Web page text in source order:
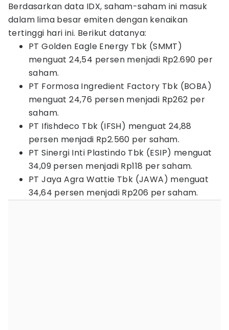
Berdasarkan data IDX, saham-saham ini masuk
dalam lima besar emiten dengan kenaikan
tertinggi hari ini. Berikut datanya:
PT Golden Eagle Energy Tbk (SMMT)
menguat 24,54 persen menjadi Rp2.690 per
saham.
PT Formosa Ingredient Factory Tbk (BOBA)
menguat 24,76 persen menjadi Rp262 per
saham.
PT Ifishdeco Tbk (IFSH) menguat 24,88
persen menjadi Rp2.560 per saham.
PT Sinergi Inti Plastindo Tbk (ESIP) menguat
34,09 persen menjadi Rp118 per saham.
PT Jaya Agra Wattie Tbk (JAWA) menguat
34,64 persen menjadi Rp206 per saham.